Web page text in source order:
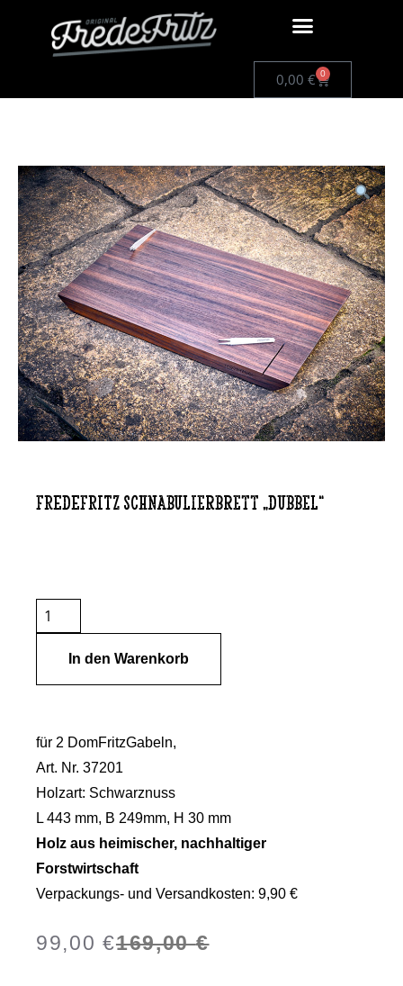
0,00 € 0
FREDEFRITZ Schnabulierbrett „Dubbel“
In den Warenkorb
für 2 DomFritzGabeln,
Art. Nr. 37201
Holzart: Schwarznuss
L 443 mm, B 249mm, H 30 mm
Holz aus heimischer, nachhaltiger
Forstwirtschaft
Verpackungs- und Versandkosten: 9,90 €
169,00€
99,00€